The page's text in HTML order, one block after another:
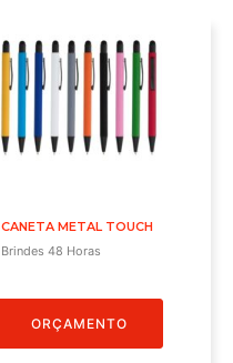
CANETA METAL TOUCH
Brindes 48 Horas
ORÇAMENTO